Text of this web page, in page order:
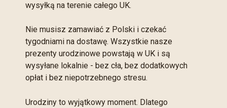
wysyłką na terenie całego UK.
Nie musisz zamawiać z Polski i czekać
tygodniami na dostawę. Wszystkie nasze
prezenty urodzinowe powstają w UK i są
wysyłane lokalnie - bez cła, bez dodatkowych
opłat i bez niepotrzebnego stresu.
Urodziny to wyjątkowy moment. Dlatego